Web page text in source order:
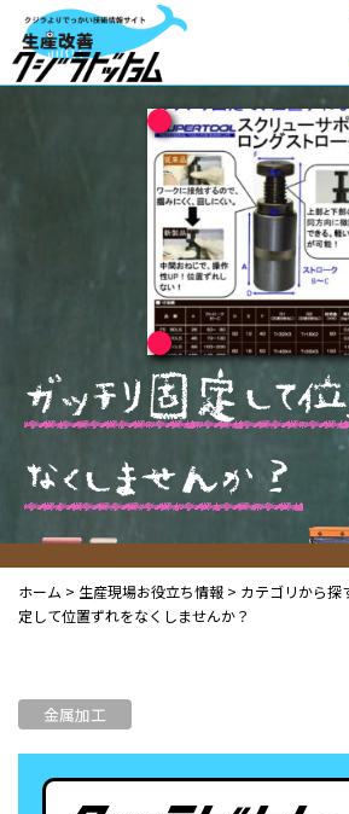
ガッチリ固 定 して位
なくしませんか ？
ホーム > 生産現場お役立ち情報 > カテゴリから探
定して位置ずれをなくしませんか？
金属加工